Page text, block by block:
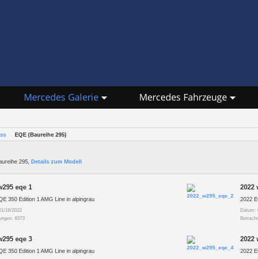
Mercedes Galerie Mercedes Fahrzeuge
EQE (Baureihe 295)
295, Details zum Modell
eqe 1
350 Edition 1 AMG Line in alpingrau
16/2022
8373
2022
2022
Datum:
eqe 3
350 Edition 1 AMG Line in alpingrau
2022
2022